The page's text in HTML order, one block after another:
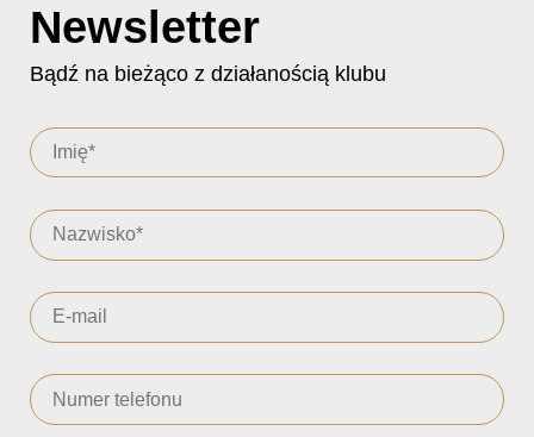
Newsletter
Bądź na bieżąco z działanością klubu